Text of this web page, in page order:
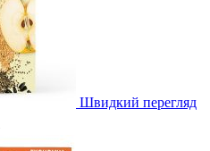
Швидкий перегляд